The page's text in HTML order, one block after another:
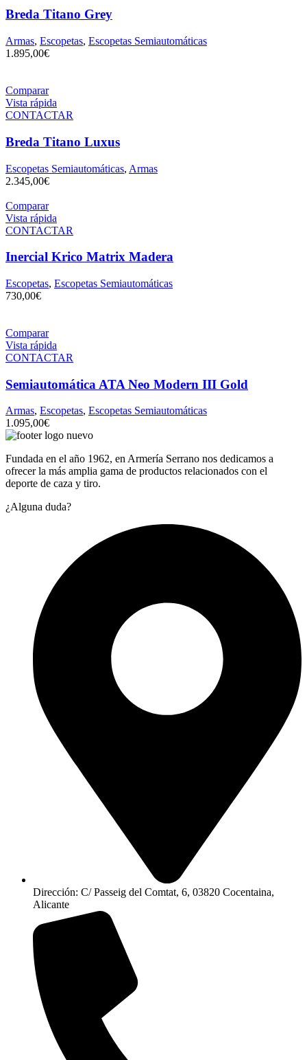
Breda Titano Grey
Armas, Escopetas, Escopetas Semiautomáticas
1.895,00€
Comparar
Vista rápida
CONTACTAR
Breda Titano Luxus
Escopetas Semiautomáticas, Armas
2.345,00€
Comparar
Vista rápida
CONTACTAR
Inercial Krico Matrix Madera
Escopetas, Escopetas Semiautomáticas
730,00€
Comparar
Vista rápida
CONTACTAR
Semiautomática ATA Neo Modern III Gold
Armas, Escopetas, Escopetas Semiautomáticas
1.095,00€
Fundada en el año 1962, en Armería Serrano nos dedicamos a
ofrecer la más amplia gama de productos relacionados con el
deporte de caza y tiro.
¿Alguna duda?
Dirección: C/ Passeig del Comtat, 6, 03820 Cocentaina,
Alicante